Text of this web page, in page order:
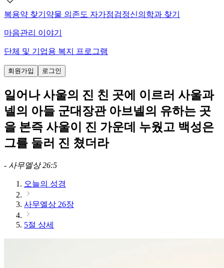
복용약 찾기 약물 의존도 자가점검정신의학과 찾기
마음관리 이야기
단체 및 기업용 복지 프로그램
회원가입 로그인
일어나 사울의 진 친 곳에 이르러 사울과
넬의 아들 군대장관 아브넬의 유하는 곳
을 본즉 사울이 진 가운데 누웠고 백성은
그를 둘러 진 쳤더라
- 사무엘상 26:5
오늘의 성경
사무엘상 26장
5절 상세